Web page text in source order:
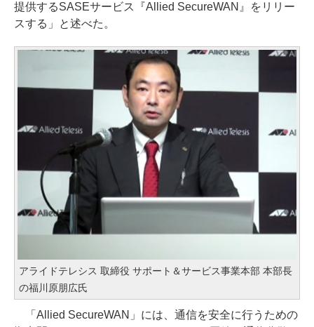
提供するSASEサービス『Allied SecureWAN』をリリー
スする」と述べた。
アライドテレシス 取締役 サポート＆サービス事業本部 本部長
の福川原朋広氏
「Allied SecureWAN」には、通信を安全に行うための